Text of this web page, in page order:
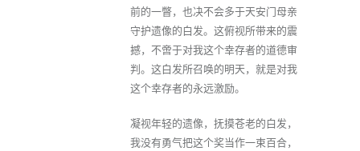
前的一瞥，也决不会多于天安门母亲
守护遗像的白发。这俯视所带来的震
撼，不啻于对我这个幸存者的道德审
判。这白发所召唤的明天，就是对我
这个幸存者的永远激励。
凝视年轻的遗像，抚摸苍老的白发，
我没有勇气把这个奖当作一束百合，